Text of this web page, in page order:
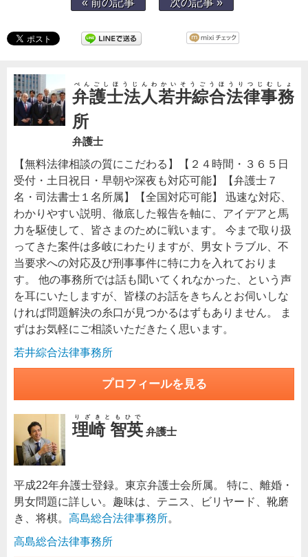
弁護士法人若井綜合法律事務
所
べんごしほうじんわかいそうごうほうりつじむしょ
弁護士
【無料法律相談の質にこだわる】【２４時間・３６５日
受付・土日祝日・早朝や深夜も対応可能】【弁護士７
名・司法書士１名所属】【全国対応可能】 迅速な対応、
わかりやすい説明、徹底した報告を軸に、アイデアと馬
力を駆使して、皆さまのために戦います。 今まで取り扱
ってきた案件は多岐にわたりますが、男女トラブル、不
当要求への対応及び刑事事件に特に力を入れておりま
す。 他の事務所では話も聞いてくれなかった、という声
を耳にいたしますが、皆様のお話をきちんとお伺いしな
ければ問題解決の糸口が見つかるはずもありません。 ま
ずはお気軽にご相談いただきたく思います。
若井綜合法律事務所
プロフィールを見る
理崎 智英
りざきともひで
弁護士
平成22年弁護士登録。東京弁護士会所属。 特に、離婚・
男女問題に詳しい。趣味は、テニス、ビリヤード、靴磨
き、将棋。 高島総合法律事務所。
高島総合法律事務所